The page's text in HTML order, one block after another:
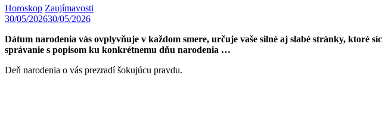
Horoskop Zaujímavosti
30/05/202630/05/2026
Dátum narodenia vás ovplyvňuje v každom smere, určuje vaše silné aj slabé stránky, ktoré
správanie s popisom ku konkrétnemu dňu narodenia …
Deň narodenia o vás prezradí šokujúcu pravdu.